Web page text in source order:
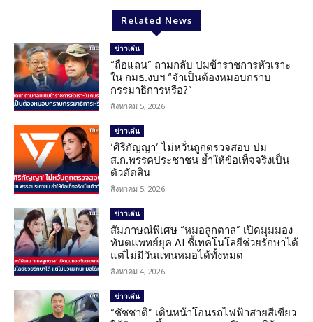
Related News
ข่าวเด่น
“ถือแถน” ถามกลับ ปมข้าราชการหัวเราะ
ใน กมธ.งบฯ “จำเป็นต้องหมอบกราบ
กรรมาธิการหรือ?”
สิงหาคม 5, 2026
ข่าวเด่น
‘ศิริกัญญา’ ไม่หวั่นถูกตรวจสอบ ปม
ส.ก.พรรคประชาชน ย้ำให้ข้อเท็จจริงเป็น
ตัวตัดสิน
สิงหาคม 5, 2026
ข่าวเด่น
สัมภาษณ์พิเศษ “หมอลูกตาล” เปิดมุมมอง
ทันตแพทย์ยุค AI ชี้เทคโนโลยีช่วยรักษาได้
แต่ไม่มีวันแทนหมอได้ทั้งหมด
สิงหาคม 4, 2026
ข่าวเด่น
“ชัชชาติ” เดินหน้าโอนรถไฟฟ้าสายสีเขียว